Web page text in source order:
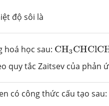
độ sôi là
hoá học sau: CH3CHClC
quy tắc Zaitsev của phản
có công thức cấu tạo sau: